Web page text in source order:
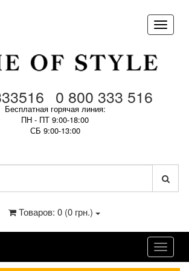
0 800 333 516
Бесплатная горячая линия:
ПН - ПТ 9:00-18:00
СБ 9:00-13:00
Товаров: 0 (0 грн.)